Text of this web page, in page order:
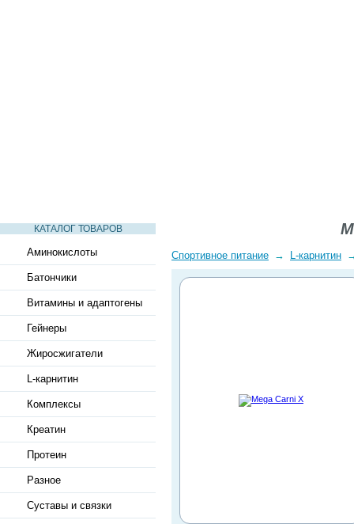
КАТАЛОГ ТОВАРОВ
Аминокислоты
Батончики
Витамины и адаптогены
Гейнеры
Жиросжигатели
L-карнитин
Комплексы
Креатин
Протеин
Разное
Суставы и связки
Спортивное питание → L-карнитин